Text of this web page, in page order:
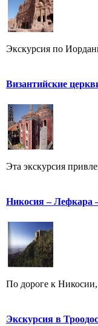
Экскурсия по
Византийские
Эта экскурсия
Никосия – Лефкара
По дороге к Никосии,
Экскурсия в